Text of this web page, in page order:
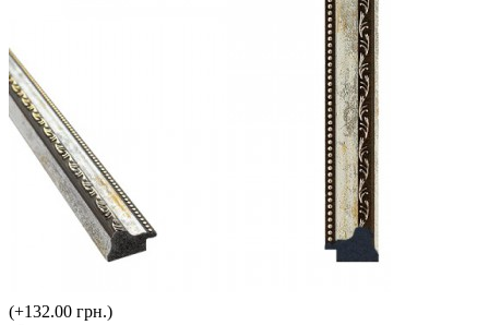
(+132.00 грн.)